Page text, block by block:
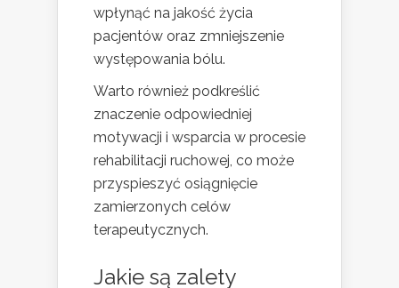
wpłynąć na jakość życia
pacjentów oraz zmniejszenie
występowania bólu.
Warto również podkreślić
znaczenie odpowiedniej
motywacji i wsparcia w procesie
rehabilitacji ruchowej, co może
przyspieszyć osiągnięcie
zamierzonych celów
terapeutycznych.
Jakie są zalety